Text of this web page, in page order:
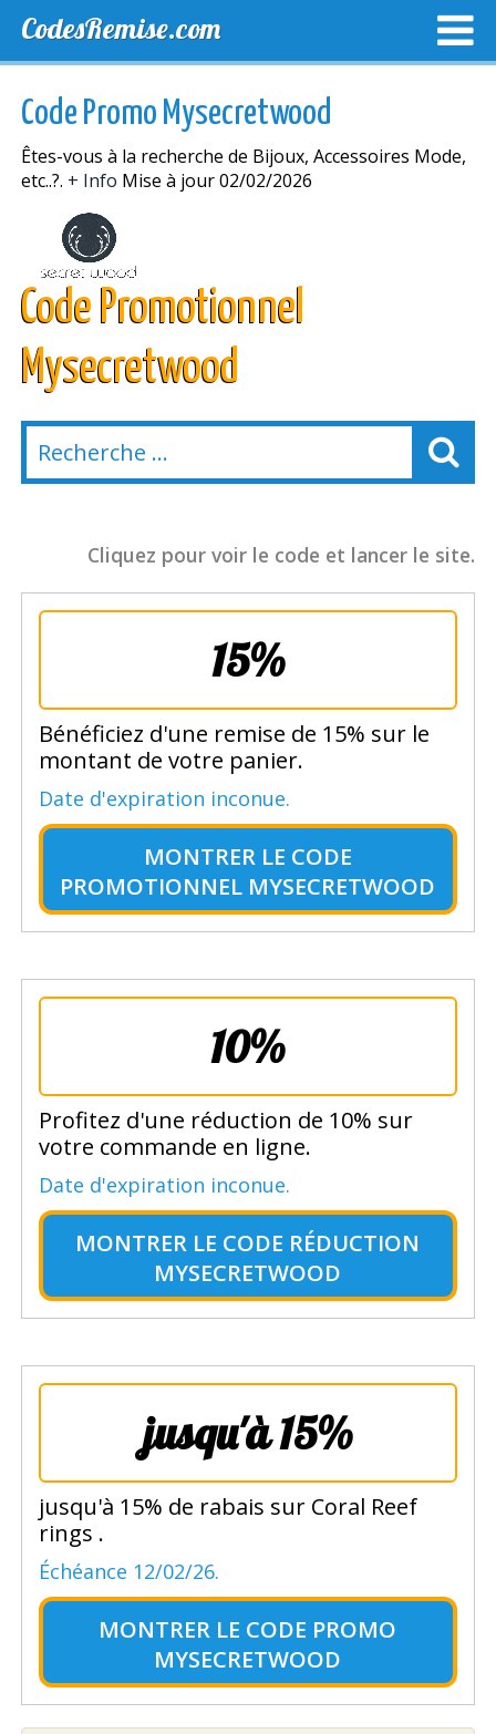
CodesRemise.com
NOUVELLES MAGASINS
Code Promo Mysecretwood
Êtes-vous à la recherche de Bijoux, Accessoires Mode,
etc..?. + Info Mise à jour 02/02/2026
Code Promotionnel
Mysecretwood
Cliquez pour voir le code et lancer le site.
15%
Bénéficiez d'une remise de 15% sur le
montant de votre panier.
Date d'expiration inconue.
MONTRER LE CODE
PROMOTIONNEL MYSECRETWOOD
10%
Profitez d'une réduction de 10% sur
votre commande en ligne.
Date d'expiration inconue.
MONTRER LE CODE RÉDUCTION
MYSECRETWOOD
jusqu'à 15%
jusqu'à 15% de rabais sur Coral Reef
rings .
Échéance 12/02/26.
MONTRER LE CODE PROMO
MYSECRETWOOD